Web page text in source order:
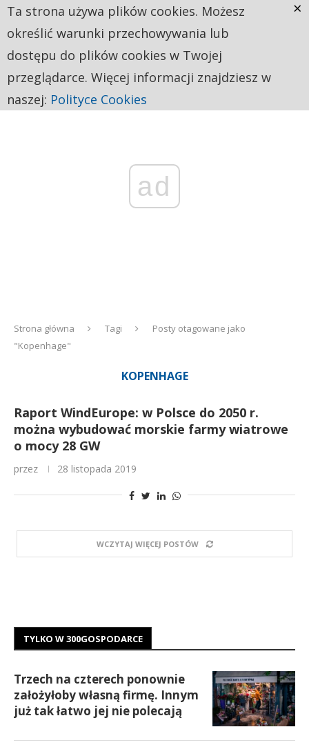
ad
Strona główna Tagi
Posty otagowane jako
"Kopenhage"
KOPENHAGE
Raport WindEurope: w Polsce do 2050 r.
można wybudować morskie farmy wiatrowe
o mocy 28 GW
przez 28 listopada 2019
WCZYTAJ WIĘCEJ POSTÓW
TYLKO W 300GOSPODARCE
Trzech na czterech ponownie
założyłoby własną firmę. Innym
już tak łatwo jej nie polecają
Ta strona używa plików cookies. Możesz
określić warunki przechowywania lub
dostępu do plików cookies w Twojej
przeglądarce. Więcej informacji znajdziesz w
naszej: Polityce Cookies
×